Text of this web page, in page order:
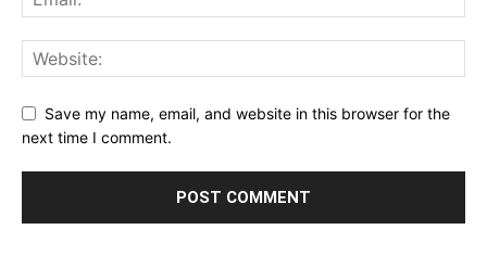
Save my name, email, and website in this browser for the
next time I comment.